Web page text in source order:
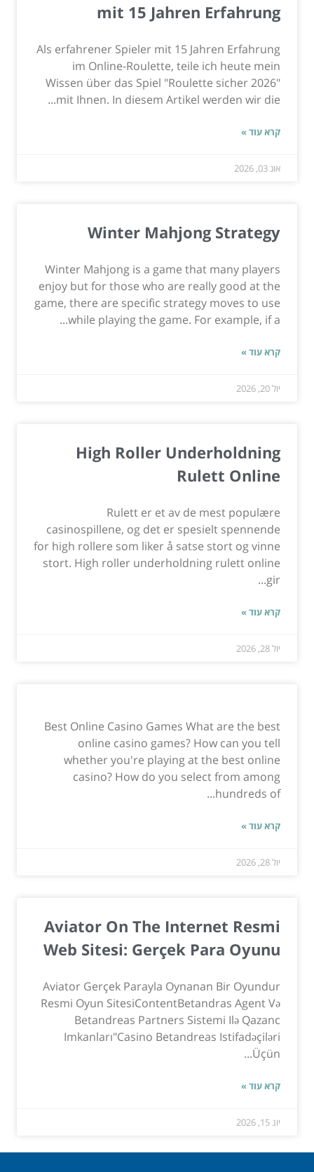
mit 15 Jahren Erfahrung
Als erfahrener Spieler mit 15 Jahren Erfahrung
im Online-Roulette, teile ich heute mein
Wissen über das Spiel "Roulette sicher 2026"
mit Ihnen. In diesem Artikel werden wir die...
קרא עוד »
אוג 03, 2026
Winter Mahjong Strategy
Winter Mahjong is a game that many players
enjoy but for those who are really good at the
game, there are specific strategy moves to use
while playing the game. For example, if a...
קרא עוד »
יול 20, 2026
High Roller Underholdning
Rulett Online
Rulett er et av de mest populære
casinospillene, og det er spesielt spennende
for high rollere som liker å satse stort og vinne
stort. High roller underholdning rulett online
gir...
קרא עוד »
יול 28, 2026
Best Online Casino Games What are the best
online casino games? How can you tell
whether you're playing at the best online
casino? How do you select from among
hundreds of...
קרא עוד »
יול 28, 2026
Aviator On The Internet Resmi
Web Sitesi: Gerçek Para Oyunu
Aviator Gerçek Parayla Oynanan Bir Oyundur
Resmi Oyun SitesiContentBetandras Agent Və
Betandreas Partners Sistemi Ilə Qazanc
Imkanları"Casino Betandreas Istifadəçiləri
Üçün...
קרא עוד »
יונ 15, 2026